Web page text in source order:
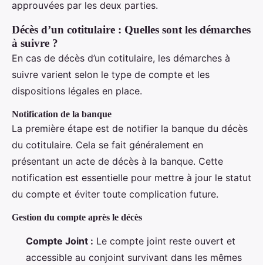
approuvées par les deux parties.
Décès d’un cotitulaire : Quelles sont les démarches
à suivre ?
En cas de décès d’un cotitulaire, les démarches à
suivre varient selon le type de compte et les
dispositions légales en place.
Notification de la banque
La première étape est de notifier la banque du décès
du cotitulaire. Cela se fait généralement en
présentant un acte de décès à la banque. Cette
notification est essentielle pour mettre à jour le statut
du compte et éviter toute complication future.
Gestion du compte après le décès
Compte Joint : Le compte joint reste ouvert et
accessible au conjoint survivant dans les mêmes